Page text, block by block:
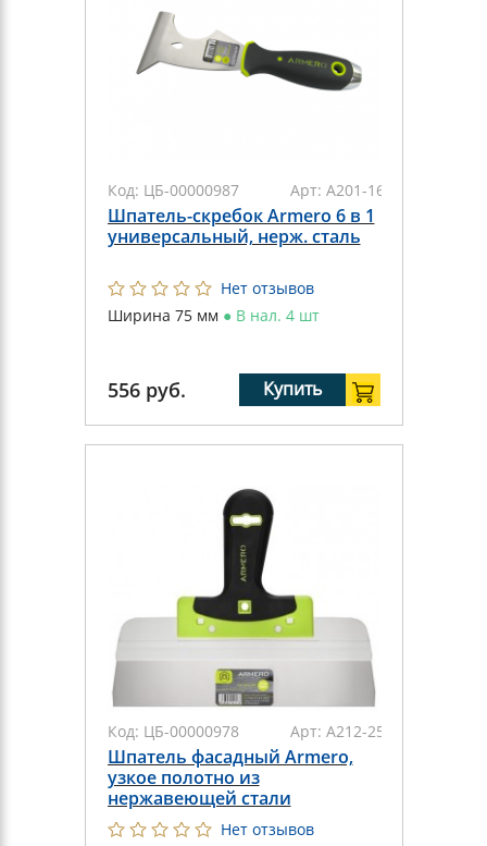
Код: ЦБ-00000987 Арт: A201-163
Шпатель-скребок Armero 6 в 1
универсальный, нерж. сталь
Нет отзывов
Ширина 75 мм ● В нал. 4 шт
556 руб. Купить
Код: ЦБ-00000978 Арт: A212-250
Шпатель фасадный Armero,
узкое полотно из
нержавеющей стали
Нет отзывов